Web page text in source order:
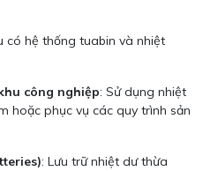
có hệ thống tuabin và nhiệt
công nghiệp: Sử dụng nhiệt
hoặc phục vụ các quy trình sản
: Lưu trữ nhiệt dư thừa